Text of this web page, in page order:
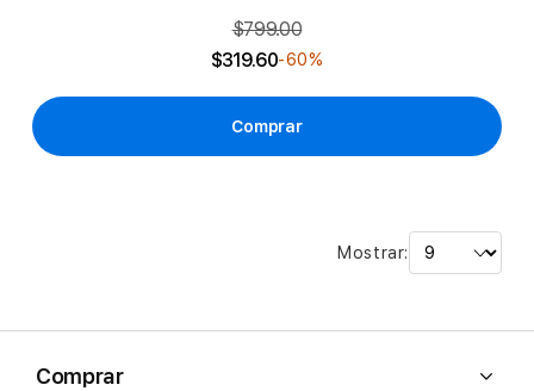
$799.00
$319.60-60%
Comprar
Mostrar:
Comprar